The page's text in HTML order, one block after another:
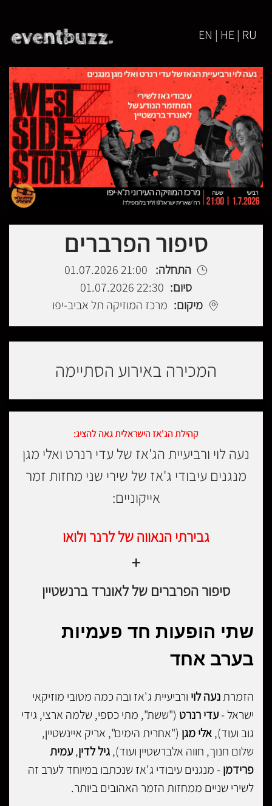
EN | HE | RU
סיפור הפרברים
התחלה: 21:00 01.07.2026
סיום: 22:30 01.07.2026
מיקום: מרכז המוזיקה תל אביב-יפו
המכירה באירוע הסתיימה
קהילת הג'אז הישראלית גאה להציג:
נעה לוי ורביעיית הג'אז של עדי רנרט ואלי מגן
מנגנים עיבודי ג'אז של שירי שני מחזות זמר
אייקוניים:
גבירתי הנאווה של לרנר ולואו
+
סיפור הפרברים של לאונרד ברנשטיין
שתי הופעות חד פעמיות
בערב אחד
הזמרתנעה לוי ורביעיית ג'אז ובה כמה מטובי מוזיקאי
ישראל -עדי רנרט ("ששת", מתי כספי, שלמה ארצי, גידי
גוב ועוד),אלי מגן ("אחרית הימים", אריק איינשטיין,
שלום חנוך, חווה אלברשטיין ועוד),גיל לדין,עמית
פרידמן- מנגנים עיבודי ג'אז שנכתבו במיוחד לערב זה
לשירי שניים ממחזות הזמר האהובים ביותר.